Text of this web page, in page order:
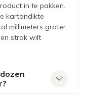
in te pakken.
kartondikte
millimeters groter
strak wilt